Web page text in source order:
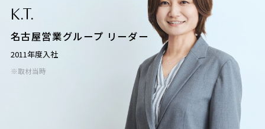
K.T.
名古屋営業グループ リーダー
2011年度入社
※取材当時